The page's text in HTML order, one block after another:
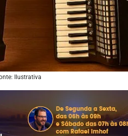
Ilustrativa